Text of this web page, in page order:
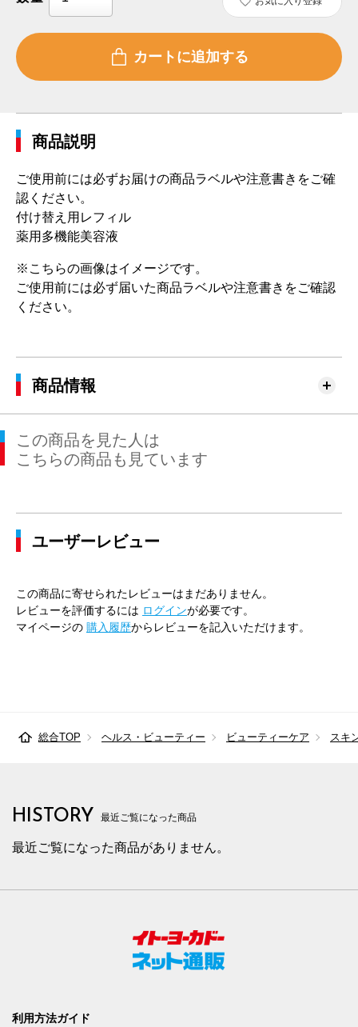
商品説明
ご使用前には必ずお届けの商品ラベルや注意書きをご確
認ください。
付け替え用レフィル
薬用多機能美容液
※こちらの画像はイメージです。
ご使用前には必ず届いた商品ラベルや注意書きをご確認
ください。
商品情報
この商品を見た人は
こちらの商品も見ています
ユーザーレビュー
この商品に寄せられたレビューはまだありません。
レビューを評価するには ログインが必要です。
マイページの 購入履歴からレビューを記入いただけます。
総合TOP ヘルス・ビューティー ビューティーケア スキ
HISTORY 最近ご覧になった商品
最近ご覧になった商品がありません。
利用方法ガイド